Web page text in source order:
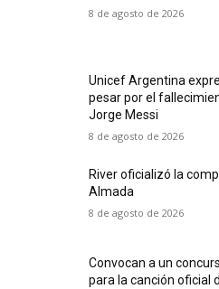
8 de agosto de 2026
Unicef Argentina
pesar por el
Jorge Messi
8 de agosto de 2026
River oficializó la
Almada
8 de agosto de 2026
Convocan a un
para la canción oficial